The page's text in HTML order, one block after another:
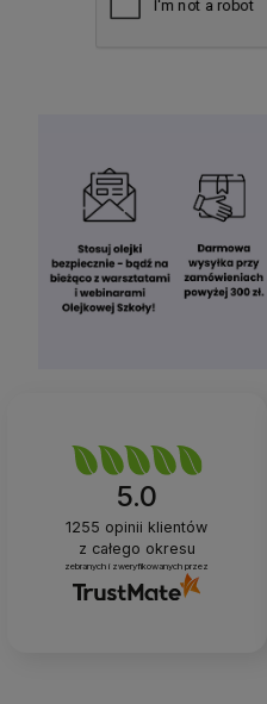
5.0
1255 opinii klientów
z całego okresu
zebranych i zweryfikowanych przez